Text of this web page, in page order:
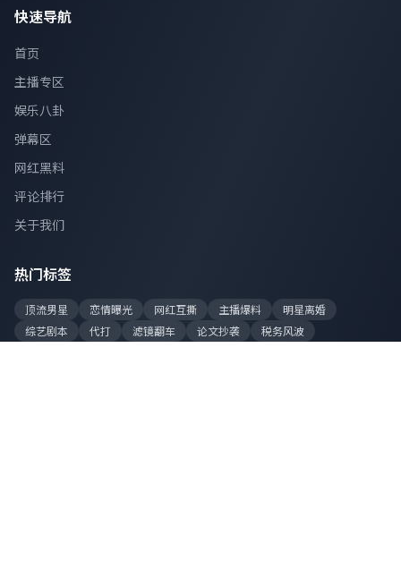
快速导航
首页
主播专区
娱乐八卦
弹幕区
网红黑料
评论排行
关于我们
热门标签
顶流男星 恋情曝光 网红互撕 主播爆料
明星离婚
综艺剧本
代打 滤镜翻车 论文抄袭 税务风波